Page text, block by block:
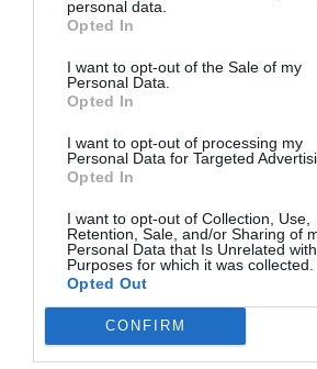
personal data.
Opted In
I want to opt-out of the Sale of my
Personal Data.
Opted In
I want to opt-out of processing my
Personal Data for Targeted
Opted In
I want to opt-out of Collection, Use,
Retention, Sale, and/or Sharing of
Personal Data that Is Unrelated
Purposes for which it was collected.
Opted Out
CONFIRM